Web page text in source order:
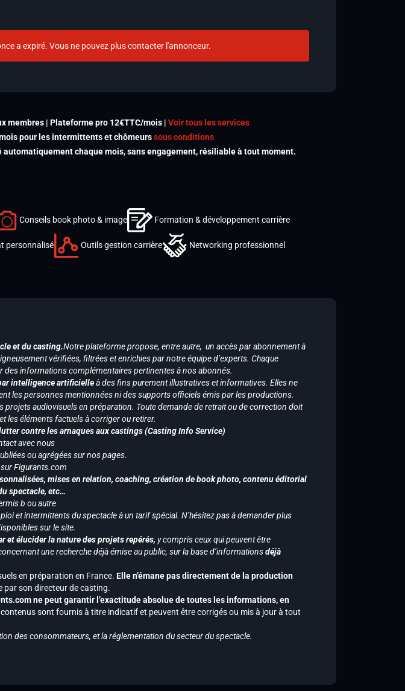
a expiré. Vous ne pouvez plus contacter l'annonceur.
membres | Plateforme pro 12€TTC/mois | Voir tous les services
pour les intermittents et chômeurssous conditions
chaque mois, sans engagement, résiliable à tout moment.
Conseils book photo & image Formation & développement carrière
personnalisé Outils gestion carrière Networking professionnel
et du casting.Notre plateforme propose, entre autre, un accès par abonnement à
vérifiées, filtrées et enrichies par notre équipe d’experts. Chaque
des informations complémentaires pertinentes à nos abonnés.
intelligence artificielleà des fins purement illustratives et informatives. Elles ne
les personnes mentionnées ni des supports officiels émis par les productions.
audiovisuels en préparation. Toute demande de retrait ou de correction doit
les éléments factuels à corriger ou retirer.
contre les arnaques aux castings (Casting Info Service)
avec nous
ou agrégées sur nos pages.
Figurants.com
mises en relation, coaching, création de book photo, contenu éditorial
spectacle, etc…
b ou autre
et intermittents du spectacle à un tarif spécial. N’hésitez pas à demander plus
sur le site.
et élucider la nature des projets repérés, y compris ceux qui peuvent être
une recherche déjà émise au public, sur la base d’informationsdéjà
en préparation en France. Elle n’émane pas directement de la production
par son directeur de casting.
ne peut garantir l’exactitude absolue de toutes les informations, en
contenus sont fournis à titre indicatif et peuvent être corrigés ou mis à jour à tout
des consommateurs, et la réglementation du secteur du spectacle.